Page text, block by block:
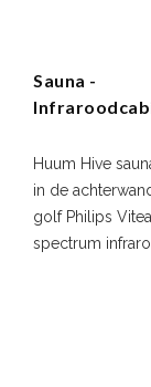
Sauna -
Huum Hive
in de
golf Philips Vitea
spectrum